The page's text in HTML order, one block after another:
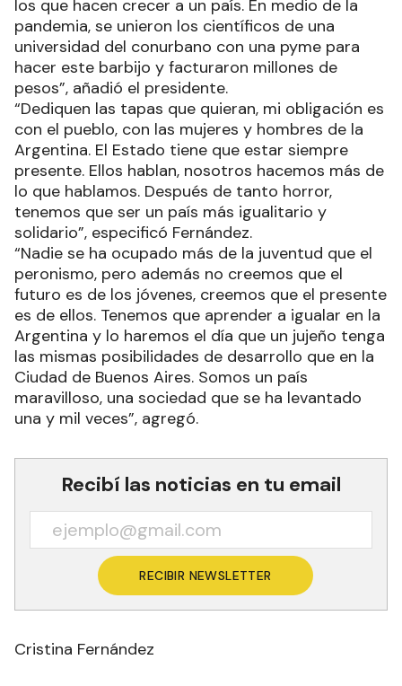
los que hacen crecer a un país. En medio de la
pandemia, se unieron los científicos de una
universidad del conurbano con una pyme para
hacer este barbijo y facturaron millones de
pesos”, añadió el presidente.
“Dediquen las tapas que quieran, mi obligación es
con el pueblo, con las mujeres y hombres de la
Argentina. El Estado tiene que estar siempre
presente. Ellos hablan, nosotros hacemos más de
lo que hablamos. Después de tanto horror,
tenemos que ser un país más igualitario y
solidario”, especificó Fernández.
“Nadie se ha ocupado más de la juventud que el
peronismo, pero además no creemos que el
futuro es de los jóvenes, creemos que el presente
es de ellos. Tenemos que aprender a igualar en la
Argentina y lo haremos el día que un jujeño tenga
las mismas posibilidades de desarrollo que en la
Ciudad de Buenos Aires. Somos un país
maravilloso, una sociedad que se ha levantado
una y mil veces”, agregó.
Recibí las noticias en tu email
RECIBIR NEWSLETTER
Cristina Fernández